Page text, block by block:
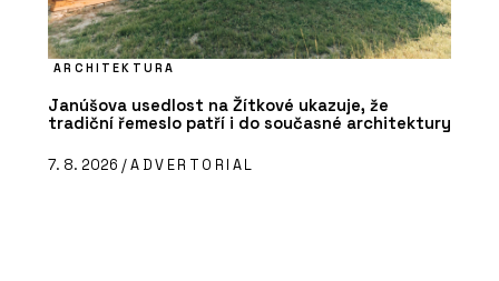
ARCHITEKTURA
Janúšova usedlost na Žítkové ukazuje, že
tradiční řemeslo patří i do současné architektury
7. 8. 2026 /ADVERTORIAL